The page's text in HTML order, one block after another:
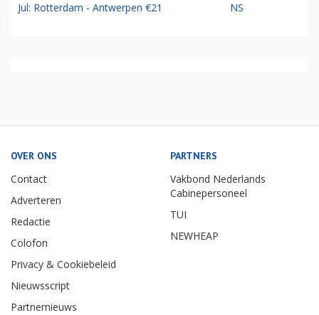
Jul: Rotterdam - Antwerpen €21 NS
OVER ONS
Contact
Adverteren
Redactie
Colofon
Privacy & Cookiebeleid
Nieuwsscript
Partnernieuws
PARTNERS
Vakbond Nederlands
Cabinepersoneel
TUI
NEWHEAP